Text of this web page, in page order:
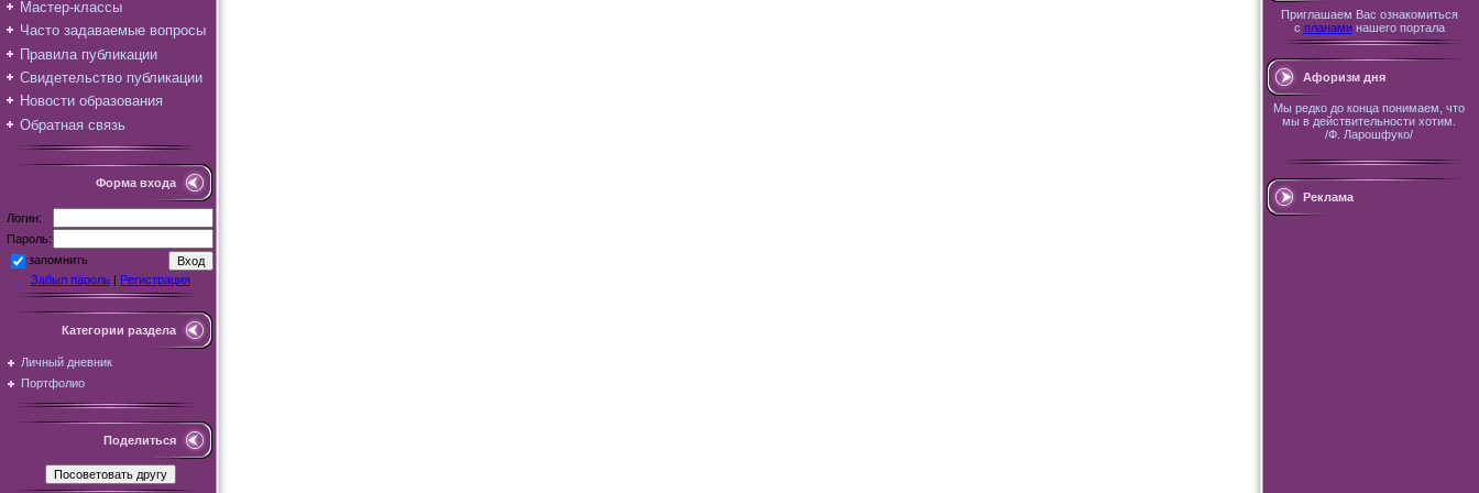
Мастер-классы
Часто задаваемые вопросы
Правила публикации
Свидетельство публикации
Новости образования
Обратная связь
Форма входа
Логин:
Пароль:
запомнить
Забыл пароль| Регистрация
Категории раздела
Личный дневник
Портфолио
Поделиться
Приглашаем Вас ознакомиться
с планаминашего портала
Афоризм дня
Мы редко до конца понимаем, что
мы в действительности хотим.
/Ф. Ларошфуко/
Реклама